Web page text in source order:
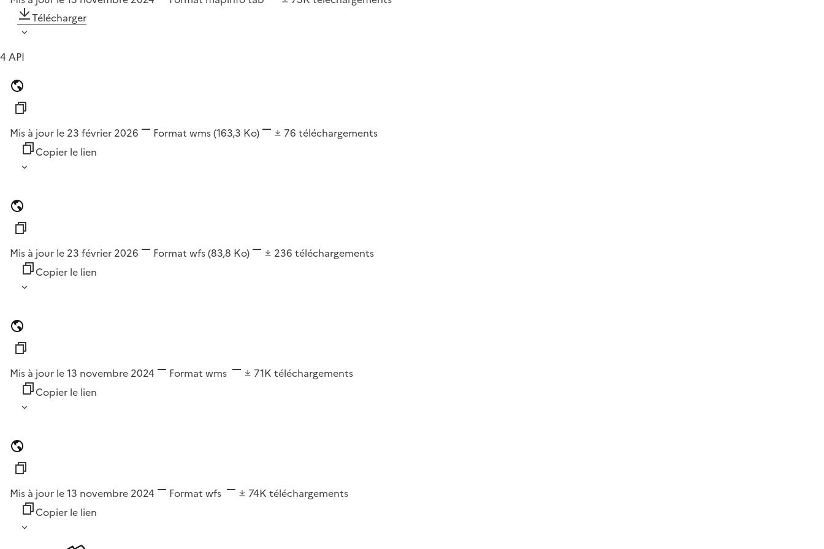
Télécharger
4 API
Mis à jour le 23 février 2026 Format wms(163,3 Ko) 76 téléchargements
Copier le lien
Mis à jour le 23 février 2026 Format wfs(83,8 Ko) 236 téléchargements
Copier le lien
Mis à jour le 13 novembre 2024 Format wms 71K téléchargements
Copier le lien
Mis à jour le 13 novembre 2024 Format wfs 74K téléchargements
Copier le lien